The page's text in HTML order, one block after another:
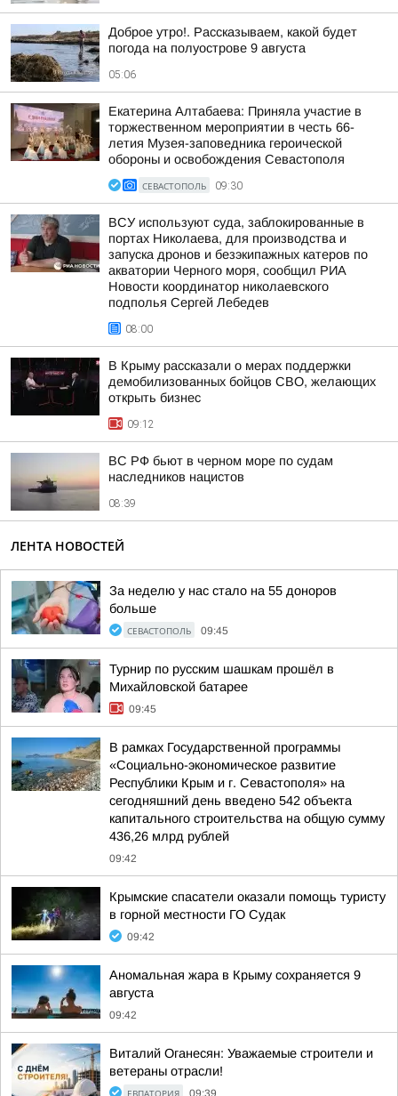
Доброе утро!. Рассказываем, какой будет
погода на полуострове 9 августа
05:06
Екатерина Алтабаева: Приняла участие в
торжественном мероприятии в честь 66-
летия Музея-заповедника героической
обороны и освобождения Севастополя
СЕВАСТОПОЛЬ 09:30
ВСУ используют суда, заблокированные в
портах Николаева, для производства и
запуска дронов и безэкипажных катеров по
акватории Черного моря, сообщил РИА
Новости координатор николаевского
подполья Сергей Лебедев
08:00
В Крыму рассказали о мерах поддержки
демобилизованных бойцов СВО, желающих
открыть бизнес
09:12
ВС РФ бьют в черном море по судам
наследников нацистов
08:39
ЛЕНТА НОВОСТЕЙ
За неделю у нас стало на 55 доноров
больше
СЕВАСТОПОЛЬ 09:45
Турнир по русским шашкам прошёл в
Михайловской батарее
09:45
В рамках Государственной программы
«Социально-экономическое развитие
Республики Крым и г. Севастополя» на
сегодняшний день введено 542 объекта
капитального строительства на общую сумму
436,26 млрд рублей
09:42
Крымские спасатели оказали помощь туристу
в горной местности ГО Судак
09:42
Аномальная жара в Крыму сохраняется 9
августа
09:42
Виталий Оганесян: Уважаемые строители и
ветераны отрасли!
ЕВПАТОРИЯ 09:39